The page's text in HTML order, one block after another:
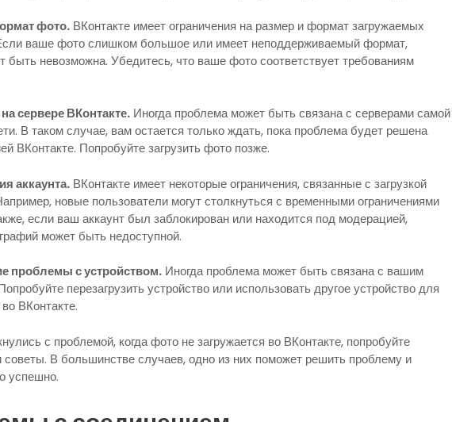
фото. ВКонтакте имеет ограничения на размер и формат загружаемых
ваше фото слишком большое или имеет неподдерживаемый формат,
быть невозможна. Убедитесь, что ваше фото соответствует требованиям
сервере ВКонтакте. Иногда проблема может быть связана с серверами самой
В таком случае, вам остается только ждать, пока проблема будет решена
ВКонтакте. Попробуйте загрузить фото позже.
аккаунта. ВКонтакте имеет некоторые ограничения, связанные с загрузкой
новые пользователи могут столкнуться с временными ограничениями
если ваш аккаунт был заблокирован или находится под модерацией,
может быть недоступной.
проблемы с устройством. Иногда проблема может быть связана с вашим
перезагрузить устройство или использовать другое устройство для
ВКонтакте.
с проблемой, когда фото не загружается во ВКонтакте, попробуйте
советы. В большинстве случаев, одно из них поможет решить проблему и
успешно.